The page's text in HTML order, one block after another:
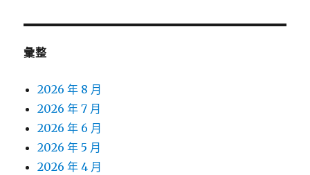
彙整
2026 年 8 月
2026 年 7 月
2026 年 6 月
2026 年 5 月
2026 年 4 月